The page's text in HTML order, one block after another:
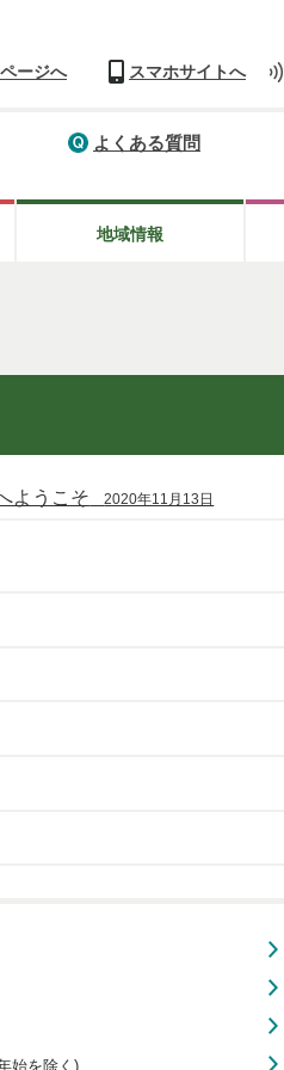
ージへ スマホサイトへ
よくある質問
地域情報
ようこそ 2020年11月13日
始を除く)